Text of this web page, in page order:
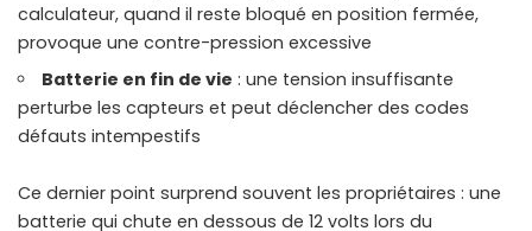
calculateur, quand il reste bloqué en position fermée,
provoque une contre-pression excessive
Batterie en fin de vie : une tension insuffisante
perturbe les capteurs et peut déclencher des codes
défauts intempestifs
Ce dernier point surprend souvent les propriétaires : une
batterie qui chute en dessous de 12 volts lors du